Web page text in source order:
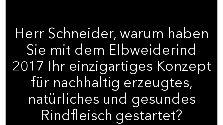
Herr Schneider, warum haben
Sie mit dem Elbweiderind
2017 Ihr einzigartiges Konzept
für nachhaltig erzeugtes,
natürliches und gesundes
Rindfleisch gestartet?